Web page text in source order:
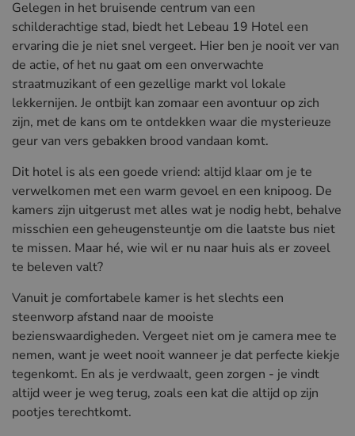
Gelegen in het bruisende centrum van een
schilderachtige stad, biedt het Lebeau 19 Hotel een
ervaring die je niet snel vergeet. Hier ben je nooit ver van
de actie, of het nu gaat om een onverwachte
straatmuzikant of een gezellige markt vol lokale
lekkernijen. Je ontbijt kan zomaar een avontuur op zich
zijn, met de kans om te ontdekken waar die mysterieuze
geur van vers gebakken brood vandaan komt.
Dit hotel is als een goede vriend: altijd klaar om je te
verwelkomen met een warm gevoel en een knipoog. De
kamers zijn uitgerust met alles wat je nodig hebt, behalve
misschien een geheugensteuntje om die laatste bus niet
te missen. Maar hé, wie wil er nu naar huis als er zoveel
te beleven valt?
Vanuit je comfortabele kamer is het slechts een
steenworp afstand naar de mooiste
bezienswaardigheden. Vergeet niet om je camera mee te
nemen, want je weet nooit wanneer je dat perfecte kiekje
tegenkomt. En als je verdwaalt, geen zorgen - je vindt
altijd weer je weg terug, zoals een kat die altijd op zijn
pootjes terechtkomt.